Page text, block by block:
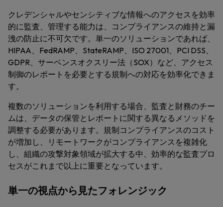
クレデンシャルやセンシティブな情報へのアクセスを効率
的に監査、管理する能力は、コンプライアンスの維持と漏
洩の防止に不可欠です。単一のソリューションであれば、
HIPAA、FedRAMP、StateRAMP、ISO 27001、PCI DSS、
GDPR、サーベンスオクスリー法（SOX）など、アクセス
制御のレポートを必要とする規制への対応を効率化できま
す。
複数のソリューションを利用する場合、監査と財務のチー
ムは、データの保管とレポートに関する異なるメソッドを
調整する必要があります。規制コンプライアンスのコスト
が増加し、リモートワークがコンプライアンスを複雑化
し、組織の攻撃対象領域が拡大する中、効率的な監査プロ
セスがこれまで以上に重要となっています。
単一の視点から見たフォレンジック